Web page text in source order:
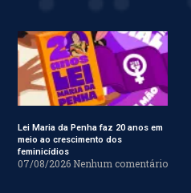
Lei Maria da Penha faz 20 anos em
meio ao crescimento dos
feminicídios
07/08/2026 Nenhum comentário